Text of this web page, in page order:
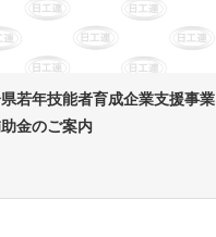
若年技能者育成企業支援事業
金のご案内